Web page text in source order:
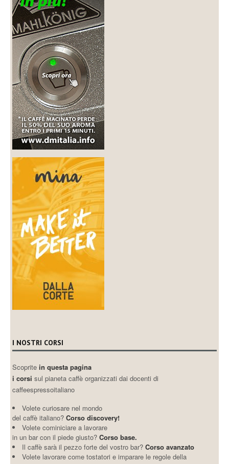
I NOSTRI CORSI
Scopritein questa pagina
i corsi sul pianeta caffè organizzati dai docenti di
caffeespressoitaliano
Volete curiosare nel mondo
del caffè italiano? Corso discovery!
Volete cominiciare a lavorare
in un bar con il piede giusto? Corso base.
Il caffè sarà il pezzo forte del vostro bar?Corso avanzato
Volete lavorare come tostatori e imparare le regole della